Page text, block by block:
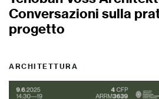
Conversazioni sulla
progetto
ARCHITETTURA